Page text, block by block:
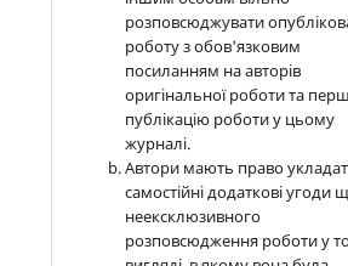
розповсюджувати
роботу з обов'язковим
посиланням на авторів
оригінальної роботи та
публікацію роботи у цьому
журналі.
Автори мають право
самостійні додаткові угоди
неексклюзивного
розповсюдження роботи у